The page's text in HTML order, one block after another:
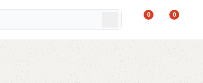
0 0